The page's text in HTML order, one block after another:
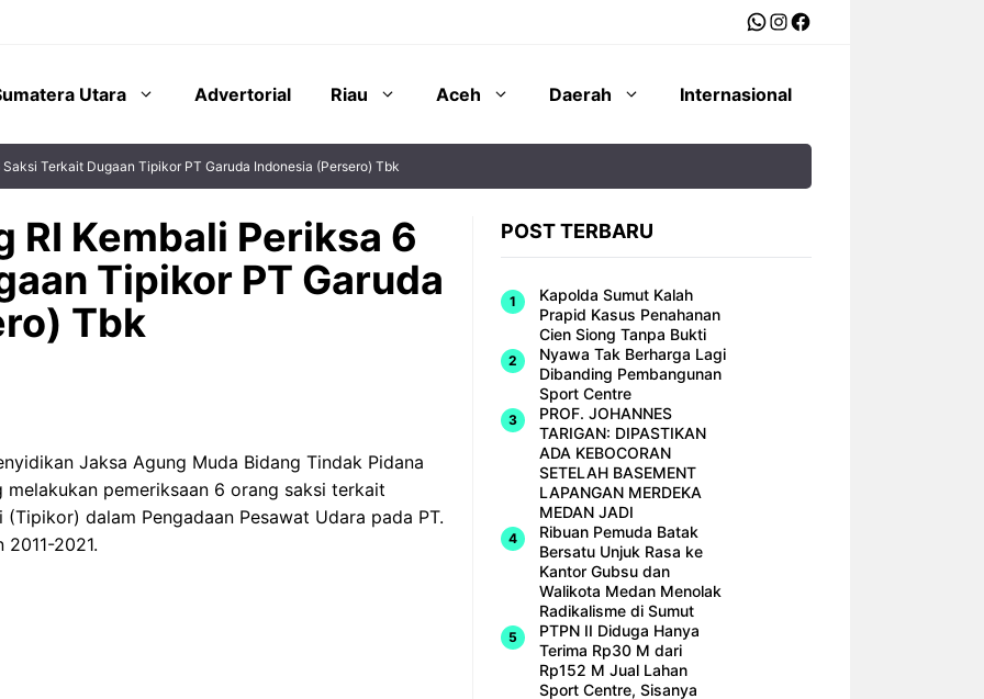
WhatsApp
Instagram
Facebook
Utara Advertorial Riau Aceh Daerah Internasional
Terkait Dugaan Tipikor PT Garuda Indonesia (Persero) Tbk
RI Kembali Periksa 6
Tipikor PT Garuda
Tbk
Jaksa Agung Muda Bidang Tindak Pidana
melakukan pemeriksaan 6 orang saksi terkait
dalam Pengadaan Pesawat Udara pada PT.
2021.
POST TERBARU
Kapolda Sumut Kalah
Prapid Kasus Penahanan
Cien Siong Tanpa Bukti
Nyawa Tak Berharga Lagi
Dibanding Pembangunan
Sport Centre
PROF. JOHANNES
TARIGAN: DIPASTIKAN
ADA KEBOCORAN
SETELAH BASEMENT
LAPANGAN MERDEKA
MEDAN JADI
Ribuan Pemuda Batak
Bersatu Unjuk Rasa ke
Kantor Gubsu dan
Walikota Medan Menolak
Radikalisme di Sumut
PTPN II Diduga Hanya
Terima Rp30 M dari
Rp152 M Jual Lahan
Sport Centre, Sisanya